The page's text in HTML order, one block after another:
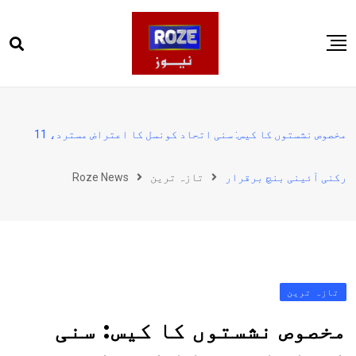
to
پاکستان
کھیل
مخصوص نشستوں کا کیس: سنی اتحاد کونسل کا اعتراض مسترد، 11
رکنی آئینی بنچ برقرار تازہ ترین Roze News
تازہ ترین
مخصوص نشستوں کا کیس: سنی